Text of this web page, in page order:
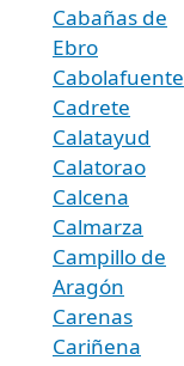
Cabañas de
Ebro
Cabolafuente
Cadrete
Calatayud
Calatorao
Calcena
Calmarza
Campillo de
Aragón
Carenas
Cariñena